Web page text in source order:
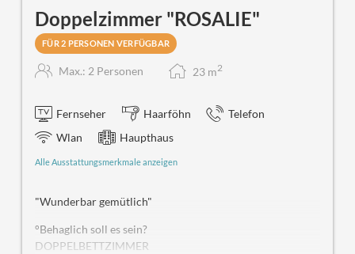
Doppelzimmer "ROSALIE"
FÜR 2 PERSONEN VERFÜGBAR
Max.: 2 Personen 23 m2
Fernseher Haarföhn
Telefon
Wlan
Haupthaus
Alle Ausstattungsmerkmale anzeigen
"Wunderbar gemütlich"
°Behaglich soll es sein?
DOPPELBETTZIMMER